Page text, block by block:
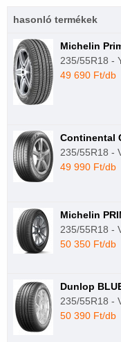
hasonló termékek
Michelin
235/55R18 -
49 690 Ft/db
Continental
235/55R18 -
49 990 Ft/db
Michelin
235/55R18 -
50 350 Ft/db
Dunlop
235/55R18 -
50 390 Ft/db